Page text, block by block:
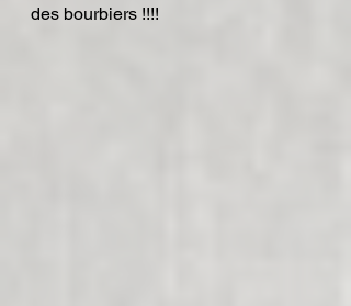
des bourbiers !!!!